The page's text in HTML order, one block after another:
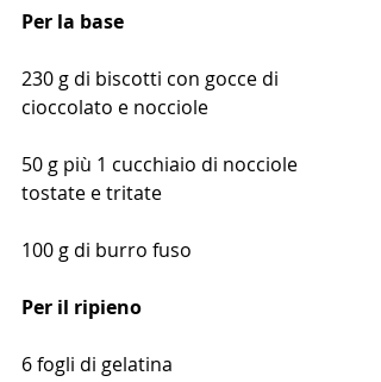
Per la base
230 g di biscotti con gocce di
cioccolato e nocciole
50 g più 1 cucchiaio di nocciole
tostate e tritate
100 g di burro fuso
Per il ripieno
6 fogli di gelatina